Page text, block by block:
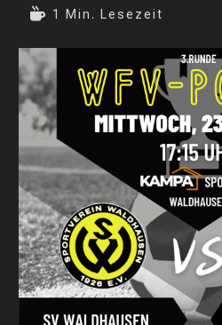
veröffentlicht:
Lesedauer:
1 Min. Lesezeit